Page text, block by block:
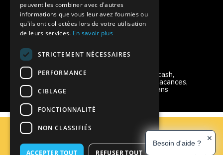
Vacances Adaptées Adulte Supernova
Modes de règlement acceptés
Chèque, Virement, Espèces, Mandats cash,
Bons CAF, Conseil général, Chèques vacances,
Carte bancaire, Prise en charge reçu sans
règlement, Prélèvement, Pass Colo
Plan du site
Besoin d'aide ?
✕
peuvent les combiner avec d'autres
informations que vous leur avez fournies ou
qu'ils ont collectées lors de votre utilisation
de leurs services. En savoir plus
STRICTEMENT NÉCESSAIRES
PERFORMANCE
CIBLAGE
FONCTIONNALITÉ
NON CLASSIFIÉS
ACCEPTER TOUT REFUSER TOUT